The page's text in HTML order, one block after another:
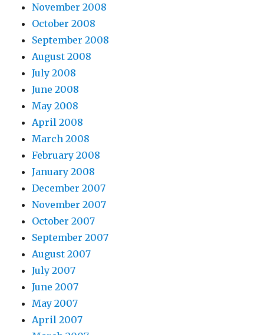
November 2008
October 2008
September 2008
August 2008
July 2008
June 2008
May 2008
April 2008
March 2008
February 2008
January 2008
December 2007
November 2007
October 2007
September 2007
August 2007
July 2007
June 2007
May 2007
April 2007